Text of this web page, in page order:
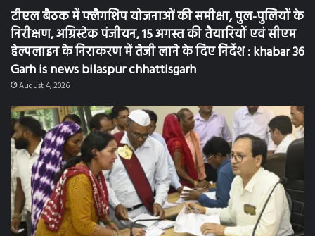
टीएल बैठक में फ्लैगशिप योजनाओं की समीक्षा, पुल-पुलियों के
निरीक्षण, अग्रिस्टेक पंजीयन, 15 अगस्त की तैयारियों एवं सीएम
हेल्पलाइन के निराकरण में तेजी लाने के दिए निर्देश : khabar 36
Garh is news bilaspur chhattisgarh
August 4, 2026